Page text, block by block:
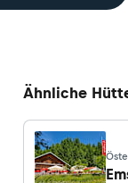
Ähnliche